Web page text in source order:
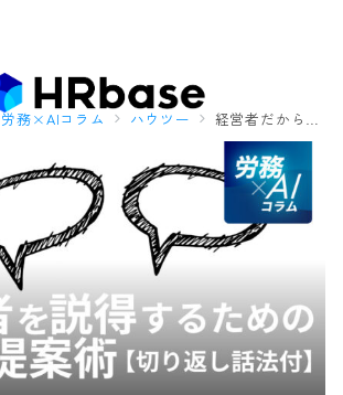
労務×AIコラム ハウツー 経営者だからこそわかる、経営者を説得するためのAI導入提案術【切り返し話法付】